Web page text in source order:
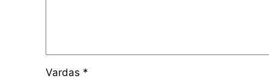
Vardas *